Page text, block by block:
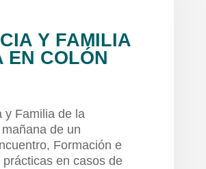
Y FAMILIA
EN COLÓN
y Familia de la
de un
Formación e
en casos de